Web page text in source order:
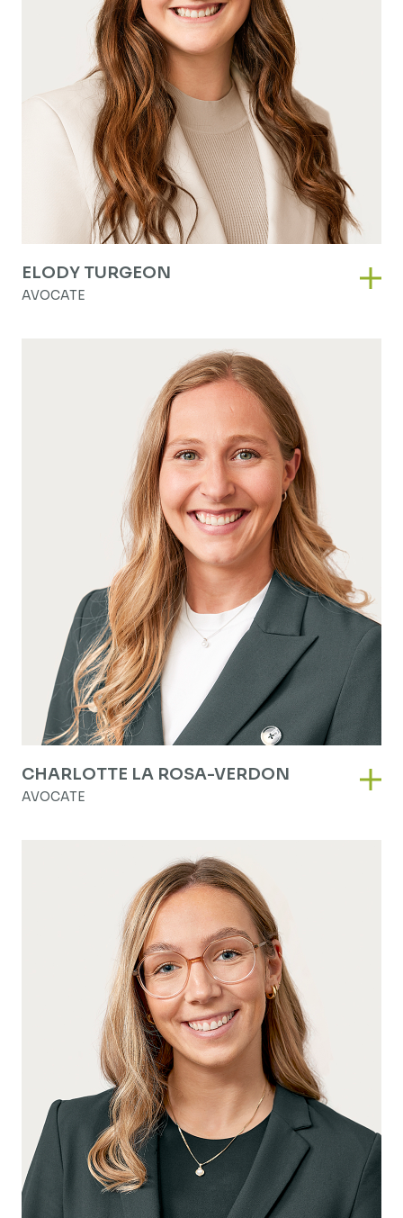
ELODY TURGEON
AVOCATE
CHARLOTTE LA ROSA-VERDON
AVOCATE